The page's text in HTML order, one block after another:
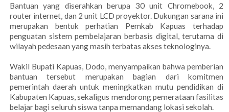
Bantuan yang diserahkan berupa 30 unit Chromebook, 2
router internet, dan 2 unit LCD proyektor. Dukungan sarana ini
merupakan bentuk perhatian Pemkab Kapuas terhadap
penguatan sistem pembelajaran berbasis digital, terutama di
wilayah pedesaan yang masih terbatas akses teknologinya.
Wakil Bupati Kapuas, Dodo, menyampaikan bahwa pemberian
bantuan tersebut merupakan bagian dari komitmen
pemerintah daerah untuk meningkatkan mutu pendidikan di
Kabupaten Kapuas, sekaligus mendorong pemerataan fasilitas
belajar bagi seluruh siswa tanpa memandang lokasi sekolah.